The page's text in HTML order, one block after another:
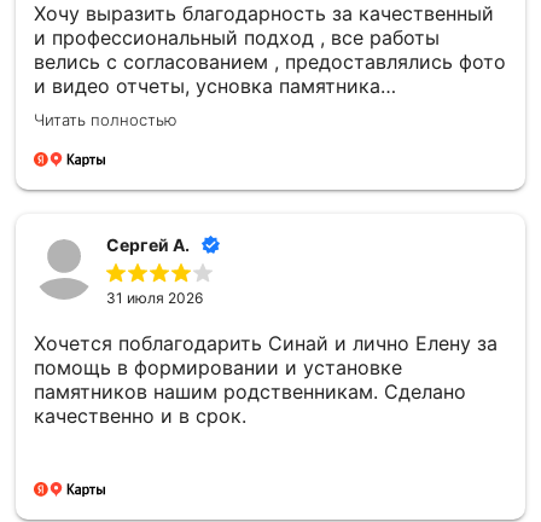
Хочу выразить благодарность за качественный
и профессиональный подход , все работы
велись с согласованием , предоставлялись фото
и видео отчеты, усновка памятника
качественная , большое спасибо компании
Читать полностью
Сергей А.
31 июля 2026
Хочется поблагодарить Синай и лично Елену за
помощь в формировании и установке
памятников нашим родственникам. Сделано
качественно и в срок.